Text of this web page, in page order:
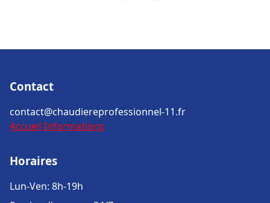
Contact
contact@chaudiereprofessionnel-11.fr
Accueil Informations
Horaires
Lun-Ven: 8h-19h